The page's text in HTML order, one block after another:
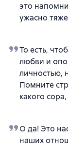
это
ужасно
То есть,
любви и
личностью,
Помните
какого
О да! Это
наших